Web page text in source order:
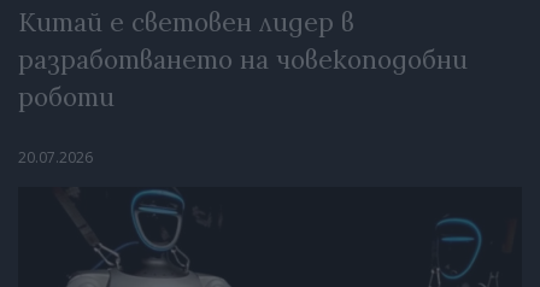
Китай е световен лидер в
разработването на човекоподобни
роботи
20.07.2026